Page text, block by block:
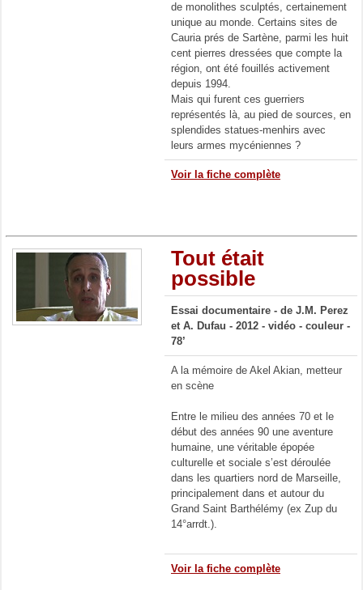
de monolithes sculptés, certainement
unique au monde. Certains sites de
Cauria prés de Sartène, parmi les huit
cent pierres dressées que compte la
région, ont été fouillés activement
depuis 1994.
Mais qui furent ces guerriers
représentés là, au pied de sources, en
splendides statues-menhirs avec
leurs armes mycéniennes ?
Voir la fiche complète
Tout était
possible
Essai documentaire - de J.M. Perez
et A. Dufau - 2012 - vidéo - couleur -
78’
A la mémoire de Akel Akian, metteur
en scène
Entre le milieu des années 70 et le
début des années 90 une aventure
humaine, une véritable épopée
culturelle et sociale s’est déroulée
dans les quartiers nord de Marseille,
principalement dans et autour du
Grand Saint Barthélémy (ex Zup du
14°arrdt.).
Voir la fiche complète